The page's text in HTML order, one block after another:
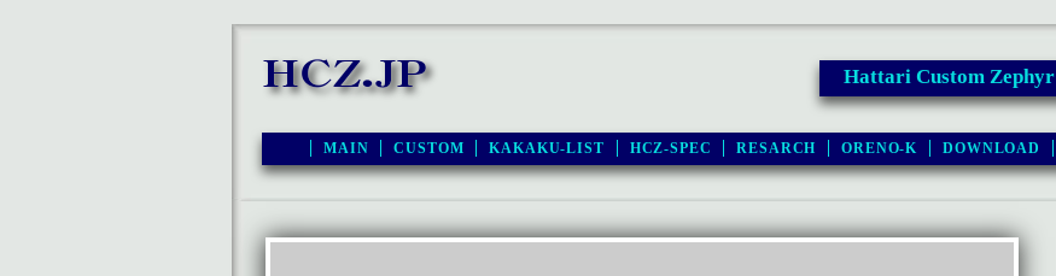
Hattari Custom Zephyr
MAIN CUSTOM KAKAKU-LIST HCZ-SPEC RESARCH ORENO-K DOWNLOAD